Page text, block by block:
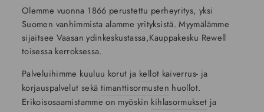
Olemme vuonna 1866 perustettu perheyritys, yksi
Suomen vanhimmista alamme yrityksistä. Myymälämme
sijaitsee Vaasan ydinkeskustassa,Kauppakesku Rewell
toisessa kerroksessa.
Palveluihimme kuuluu korut ja kellot kaiverrus- ja
korjauspalvelut sekä timanttisormusten huollot.
Erikoisosaamistamme on myöskin kihlasormukset ja